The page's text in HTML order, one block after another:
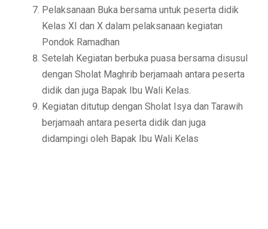
Pelaksanaan Buka bersama untuk peserta didik
Kelas XI dan X dalam pelaksanaan kegiatan
Pondok Ramadhan
Setelah Kegiatan berbuka puasa bersama disusul
dengan Sholat Maghrib berjamaah antara peserta
didik dan juga Bapak Ibu Wali Kelas.
Kegiatan ditutup dengan Sholat Isya dan Tarawih
berjamaah antara peserta didik dan juga
didampingi oleh Bapak Ibu Wali Kelas